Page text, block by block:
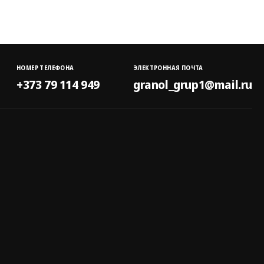
НОМЕР ТЕЛЕФОНА
+373 79 114 949
ЭЛЕКТРОННАЯ ПОЧТА
granol_grup1@mail.ru